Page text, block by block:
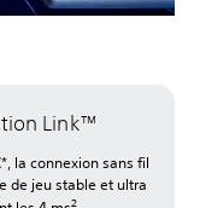
Link™
la connexion sans fil
de jeu stable et ultra
2